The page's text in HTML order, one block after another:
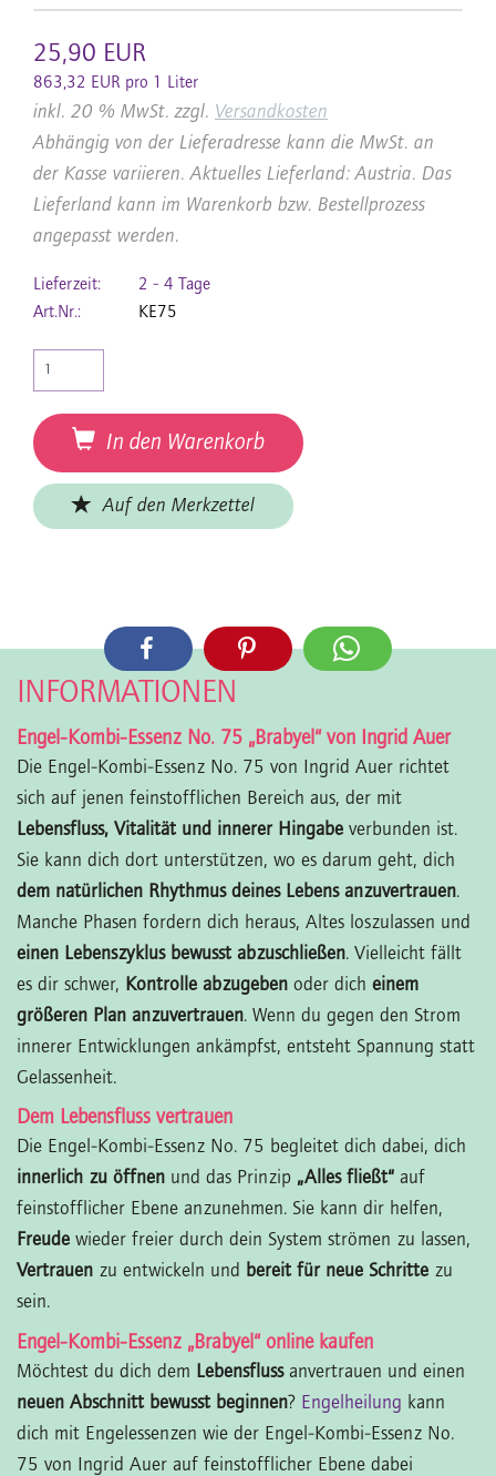
25,90 EUR
863,32 EUR pro 1 Liter
inkl. 20 % MwSt. zzgl. Versandkosten
Abhängig von der Lieferadresse kann die MwSt. an
der Kasse variieren. Aktuelles Lieferland: Austria. Das
Lieferland kann im Warenkorb bzw. Bestellprozess
angepasst werden.
Lieferzeit:
2 - 4 Tage
Art.Nr.:
KE75
In den Warenkorb
Auf den Merkzettel
INFORMATIONEN
Engel-Kombi-Essenz No. 75 „Brabyel“ von Ingrid Auer
Die Engel-Kombi-Essenz No. 75 von Ingrid Auer richtet
sich auf jenen feinstofflichen Bereich aus, der mit
Lebensfluss, Vitalität und innerer Hingabe verbunden ist.
Sie kann dich dort unterstützen, wo es darum geht, dich
dem natürlichen Rhythmus deines Lebens anzuvertrauen.
Manche Phasen fordern dich heraus, Altes loszulassen und
einen Lebenszyklus bewusst abzuschließen. Vielleicht fällt
es dir schwer, Kontrolle abzugeben oder dich einem
größeren Plan anzuvertrauen. Wenn du gegen den Strom
innerer Entwicklungen ankämpfst, entsteht Spannung statt
Gelassenheit.
Dem Lebensfluss vertrauen
Die Engel-Kombi-Essenz No. 75 begleitet dich dabei, dich
innerlich zu öffnen und das Prinzip „Alles fließt“ auf
feinstofflicher Ebene anzunehmen. Sie kann dir helfen,
Freude wieder freier durch dein System strömen zu lassen,
Vertrauen zu entwickeln und bereit für neue Schritte zu
sein.
Engel-Kombi-Essenz „Brabyel“ online kaufen
Möchtest du dich dem Lebensfluss anvertrauen und einen
neuen Abschnitt bewusst beginnen? Engelheilung kann
dich mit Engelessenzen wie der Engel-Kombi-Essenz No.
75 von Ingrid Auer auf feinstofflicher Ebene dabei